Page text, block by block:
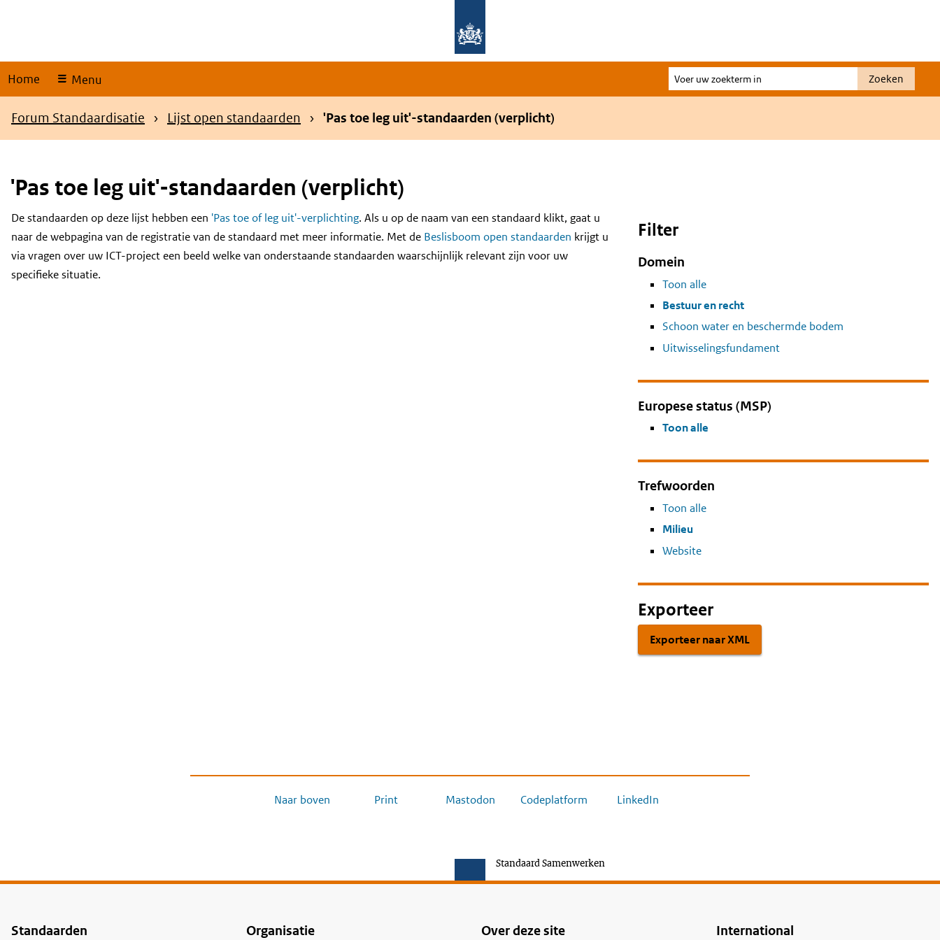
Home Menu
Voer
uw
Zoeken
Kruimelpad
Forum Standaardisatie Lijst open standaarden 'Pas toe leg uit'-standaarden (verplicht)
'Pas toe leg uit'-standaarden (verplicht)
Content
De standaarden op deze lijst hebben een 'Pas toe of leg uit'-verplichting. Als u op de naam van een standaard klikt, gaat u
naar de webpagina van de registratie van de standaard met meer informatie. Met de Beslisboom open standaarden krijgt u
via vragen over uw ICT-project een beeld welke van onderstaande standaarden waarschijnlijk relevant zijn voor uw
specifieke situatie.
Filter
Domein
Toon alle
Bestuur en recht
Schoon water en beschermde bodem
Uitwisselingsfundament
Europese status (MSP)
Toon alle
Trefwoorden
Toon alle
Milieu
Website
Exporteer
Exporteer naar XML
Naar boven Print Mastodon Codeplatform LinkedIn
Standaard Samenwerken
Voet
Standaarden Organisatie Over deze site International